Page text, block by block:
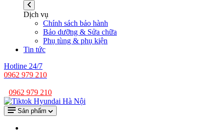
Dịch vụ
Chính sách bảo hành
Bảo dưỡng & Sửa chữa
Phụ tùng & phụ kiện
Tin tức
Hotline 24/7
0962 979 210
0962 979 210
Sản phẩm